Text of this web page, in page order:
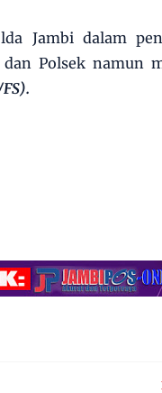
Jambi dalam
Polsek namun